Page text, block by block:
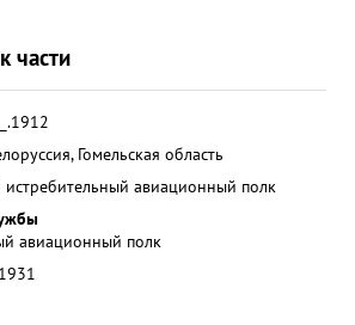
части
Гомельская область
истребительный авиационный полк
авиационный полк